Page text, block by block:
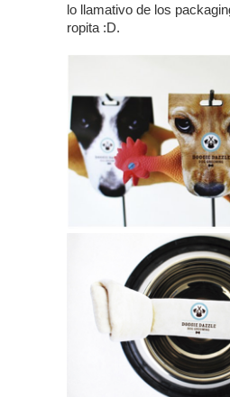
lo llamativo de los
ropita :D.